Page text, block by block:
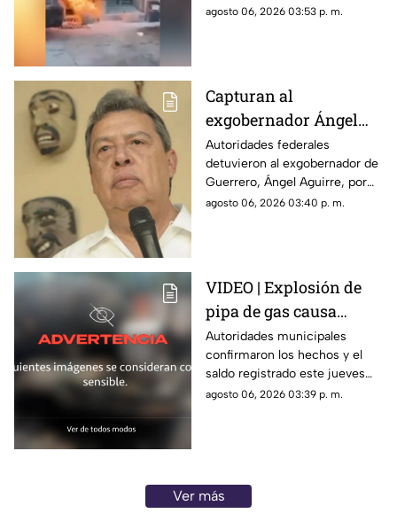
captado en video; dos
agosto 06, 2026 03:53 p. m.
Capturan al
exgobernador Ángel
Aguirre por presunto
encubrimiento en el
caso Ayotzinapa
Autoridades federales
detuvieron al exgobernador de
Guerrero, Ángel Aguirre, por
su presunta participación en el
agosto 06, 2026 03:40 p. m.
VIDEO | Explosión de
pipa de gas causa
incendio y deja 20
personas con
quemaduras en
Cuernavaca
Autoridades municipales
confirmaron los hechos y el
saldo registrado este jueves
tras la fuerte explosión en la
agosto 06, 2026 03:39 p. m.
Ver más